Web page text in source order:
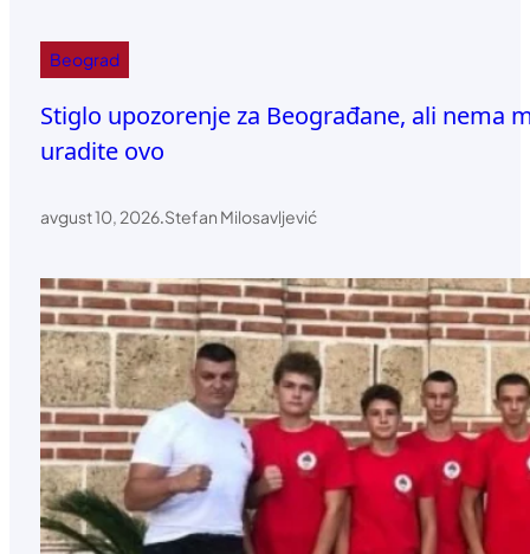
Beograd
Stiglo upozorenje za Beograđane, ali nema
uradite ovo
avgust 10, 2026.Stefan Milosavljević